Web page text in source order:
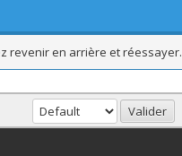
revenir en arrière et réessayer.
RSS